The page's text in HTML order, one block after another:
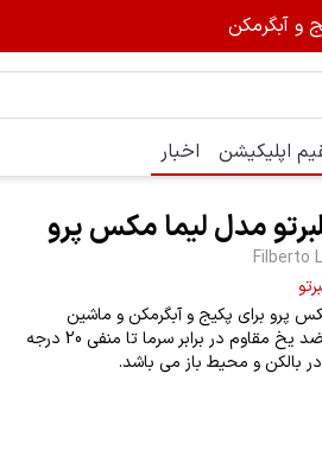
آبگرمکن
اپلیکیشن اخبار
مدل لیما مکس پرو
Filberto
پرو برای پکیج و آبگرمکن و ماشین
لباسشویی مناسب بوده و دارای هوزینگ ضد یخ مقاوم در برابر سرما تا منفی 20 درجه